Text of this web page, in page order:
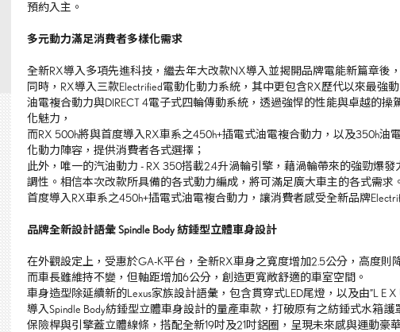
預約入主。
多元動力滿足消費者多樣化需求
全新RX導入多項先進科技，繼去年大改款NX導入並揭開品牌電能新篇章後，
同時， RX導入三款Electrified電動化動力系統，其中更包含RX歷代以來最強
油電複合動力與DIRECT 4電子式四輪傳動系統，透過強悍的性能與卓越的操
化魅力，
而RX 500h將與首度導入RX車系之450h+插電式油電複合動力，以及350h油
化動力陣容，提供消費者各式選擇；
此外，唯一的汽油動力 - RX 350搭載2.4升渦輪引擎，藉渦輪帶來的強勁爆發
調性。相信本次改款所具備的各式動力編成，將可滿足廣大車主的各式需求。
首度導入RX車系之450h+插電式油電複合動力，讓消費者感受全新品牌
品牌全新設計語彙Spindle Body紡錘型立體車身設計
在外觀設定上，受惠於GA-K平台，全新RX車身之寬度增加2.5公分，高度則
而車長雖維持不變，但軸距增加6公分，創造更寬敞舒適的車室空間。
車身造型除延續新的Lexus家族設計語彙，包含貫穿式LED尾燈，以及由”L E X
導入Spindle Body紡錘型立體車身設計的量產車款，打破原有之紡錘式水箱
保險桿與引擎蓋立體線條，搭配全新19吋及21吋鋁圈，呈現未來感與運動豪